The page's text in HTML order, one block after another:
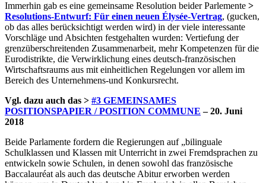
Immerhin gab es eine gemeinsame Resolution beider Parlemente >
Resolutions-Entwurf: Für einen neuen Élysée-Vertrag, (gucken,
ob das alles berücksichtigt werden wird) in der viele interessante
Vorschläge und Absichten festgehalten wurden: Vertiefung der
grenzüberschreitenden Zusammenarbeit, mehr Kompetenzen für die
Eurodistrikte, die Verwirklichung eines deutsch-französischen
Wirtschaftsraums aus mit einheitlichen Regelungen vor allem im
Bereich des Unternehmens-und Konkursrecht.
Vgl. dazu auch das > #3 GEMEINSAMES
POSITIONSPAPIER / POSITION COMMUNE – 20. Juni
2018
Beide Parlamente fordern die Regierungen auf „bilinguale
Schulklassen und Klassen mit Unterricht in zwei Fremdsprachen zu
entwickeln sowie Schulen, in denen sowohl das französische
Baccalauréat als auch das deutsche Abitur erworben werden